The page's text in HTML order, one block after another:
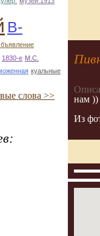
В-
1830-е М.С.
куальные
слова >>
нам ))
Из